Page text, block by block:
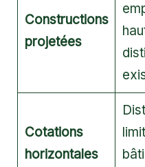
Constructions
projetées
Cotations
horizontales